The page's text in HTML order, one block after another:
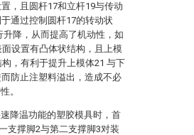
，且圆杆17和立杆19与传动
通过控制圆杆17的转动状
降，从而提高了机动性，如
设置有凸体状结构，且上模
，有利于提升上模体21 与下
防止注塑料溢出，造成不必
。
降温功能的塑胶模具时，首
支撑脚2与第二支撑脚3对装